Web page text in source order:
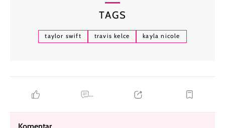
TAGS
taylor swift travis kelce kayla nicole
...
Komentar